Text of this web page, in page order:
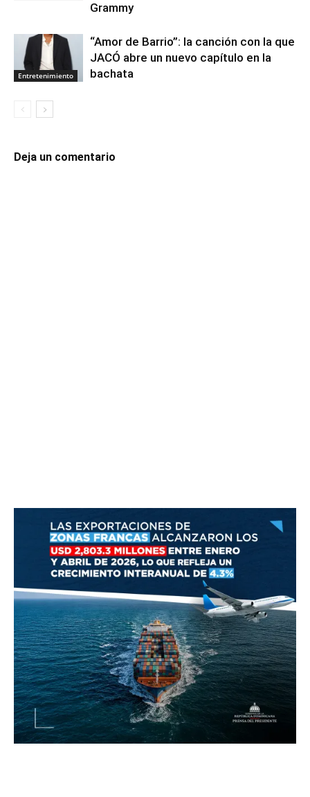
Grammy
Entretenimiento
“Amor de Barrio”: la canción con la que
JACÓ abre un nuevo capítulo en la
bachata
Deja un comentario